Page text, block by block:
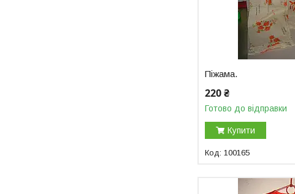
Піжама.
220 ₴
Готово до відправки
Купити
100165